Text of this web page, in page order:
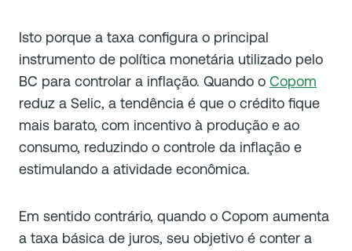
Isto porque a taxa configura o principal
instrumento de política monetária utilizado pelo
BC para controlar a inflação. Quando o Copom
reduz a Selic, a tendência é que o crédito fique
mais barato, com incentivo à produção e ao
consumo, reduzindo o controle da inflação e
estimulando a atividade econômica.
Em sentido contrário, quando o Copom aumenta
a taxa básica de juros, seu objetivo é conter a